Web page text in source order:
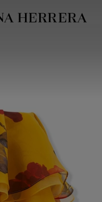
بيان إمكانية الوصول (الرابط)